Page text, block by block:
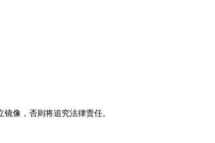
像，否则将追究法律责任。